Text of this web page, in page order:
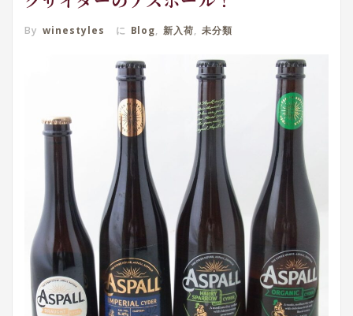
By winestyles に Blog, 新入荷, 未分類